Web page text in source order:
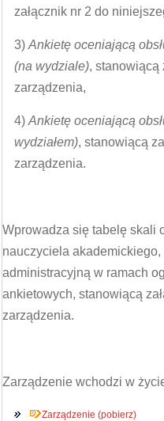
załącznik nr 2 do
3)Ankietę oceniającą
(na wydziale), stanowiącą
zarządzenia,
4)Ankietę oceniającą
wydziałem), stanowiącą
zarządzenia.
Wprowadza się tabelę skali
nauczyciela
administracyjną w ramach
ankietowych, stanowiącą
zarządzenia.
Zarządzenie wchodzi w
Zarządzenie (pobierz)